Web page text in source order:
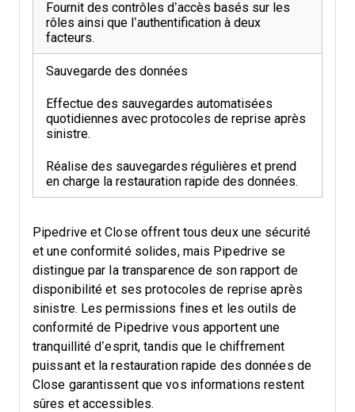
Fournit des contrôles d’accès basés sur les
rôles ainsi que l’authentification à deux
facteurs.
Sauvegarde des données
Effectue des sauvegardes automatisées
quotidiennes avec protocoles de reprise après
sinistre.
Réalise des sauvegardes régulières et prend
en charge la restauration rapide des données.
Pipedrive et Close offrent tous deux une sécurité
et une conformité solides, mais Pipedrive se
distingue par la transparence de son rapport de
disponibilité et ses protocoles de reprise après
sinistre. Les permissions fines et les outils de
conformité de Pipedrive vous apportent une
tranquillité d’esprit, tandis que le chiffrement
puissant et la restauration rapide des données de
Close garantissent que vos informations restent
sûres et accessibles.